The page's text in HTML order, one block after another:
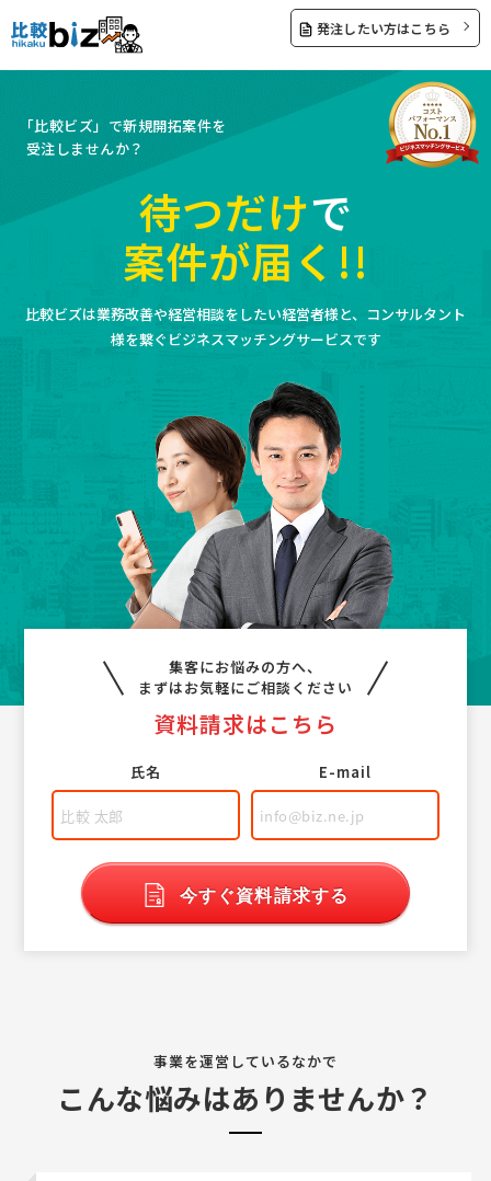
発注したい方はこちら
「比較ビズ」で新規開拓案件を
受注しませんか？
待つだけで
案件が届く!!
比較ビズは業務改善や経営相談をしたい経営者様と、コンサルタント
様を繋ぐビジネスマッチングサービスです
集客にお悩みの方へ、
まずはお気軽にご相談ください
資料請求はこちら
氏名 E-mail
今すぐ資料請求する
事業を運営しているなかで
こんな悩みはありませんか？